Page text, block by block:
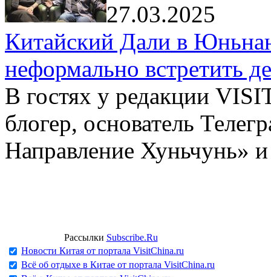
27.03.2025
Китайский Дали в
неформально встретить
В гостях у редакции
блогер, основатель
Направление Хуньчунь»
Рассылки Subscribe.Ru
Новости Китая от портала VisitChina.ru
Всё об отдыхе в Китае от портала VisitChina.ru